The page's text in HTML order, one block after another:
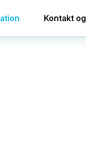
Kontakt
med i-mop